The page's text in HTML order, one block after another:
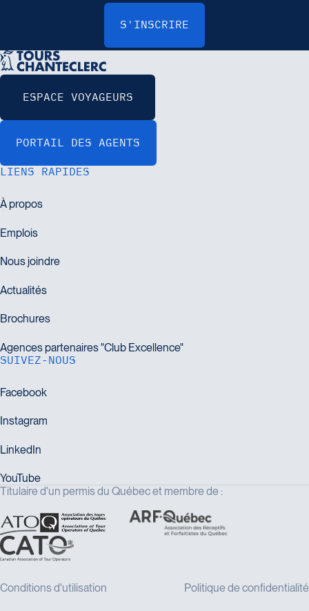
LIENS RAPIDES
SUIVEZ-NOUS
Titulaire d'un permis du Québec et membre de :